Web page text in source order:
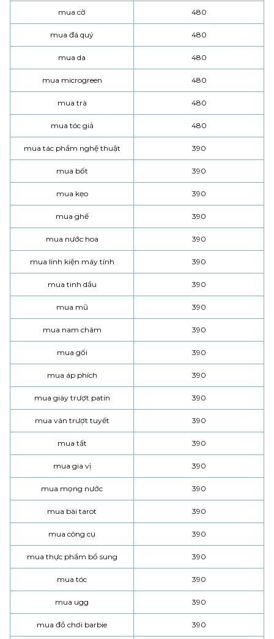
mua cờ 480
mua đá quý 480
mua da 480
mua microgreen 480
mua trà 480
mua tóc giả 480
mua tác phẩm nghệ thuật 390
mua bốt 390
mua kẹo 390
mua ghế 390
mua nước hoa 390
mua linh kiện máy tính 390
mua tinh dầu 390
mua mũ 390
mua nam châm 390
mua gối 390
mua áp phích 390
mua giày trượt patin 390
mua ván trượt tuyết 390
mua tất 390
mua gia vị 390
mua mọng nước 390
mua bài tarot 390
mua công cụ 390
mua thực phẩm bổ sung 390
mua tóc 390
mua ugg 390
mua đồ chơi barbie 390